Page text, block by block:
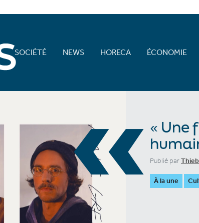
SOCIÉTÉ NEWS HORECA ÉCONOMIE
«« Une
Publié par
À la une